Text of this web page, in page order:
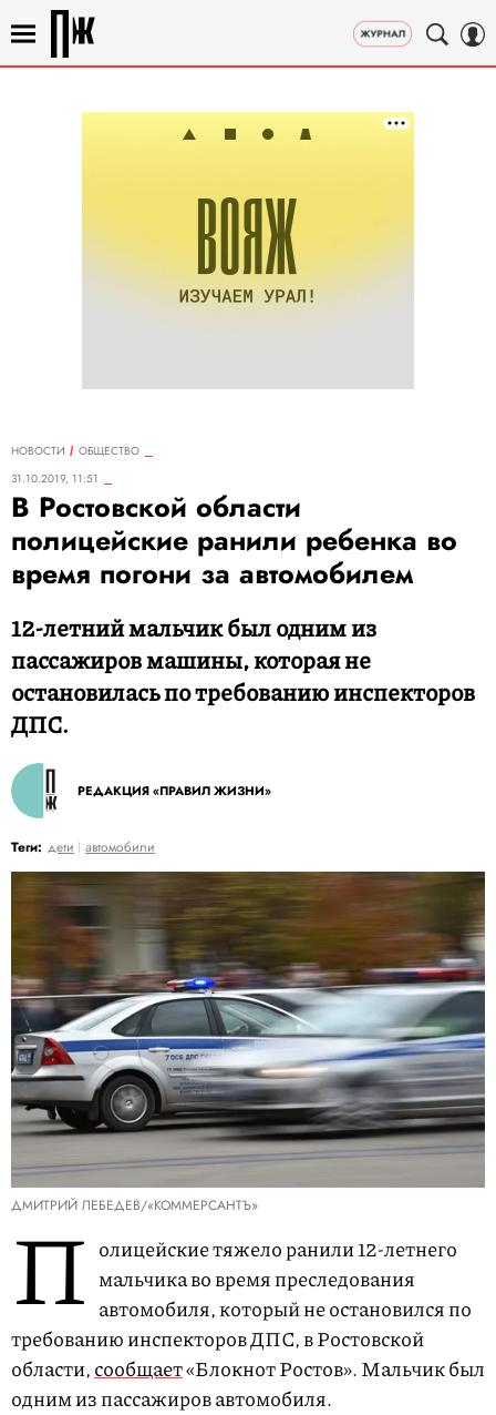
НОВОСТИ
ОБЩЕСТВО
31.10.2019, 11:51
В Ростовской области
полицейские ранили ребенка во
время погони за автомобилем
12-летний мальчик был одним из
пассажиров машины, которая не
остановилась по требованию инспекторов
ДПС.
РЕДАКЦИЯ «ПРАВИЛ ЖИЗНИ»
Теги: дети автомобили
ДМИТРИЙ ЛЕБЕДЕВ/«КОММЕРСАНТЪ»
П олицейские тяжело ранили 12-летнего
мальчика во время преследования
автомобиля, который не остановился по
требованию инспекторов ДПС, в Ростовской
области,сообщает«Блокнот Ростов». Мальчик был
одним из пассажиров автомобиля.